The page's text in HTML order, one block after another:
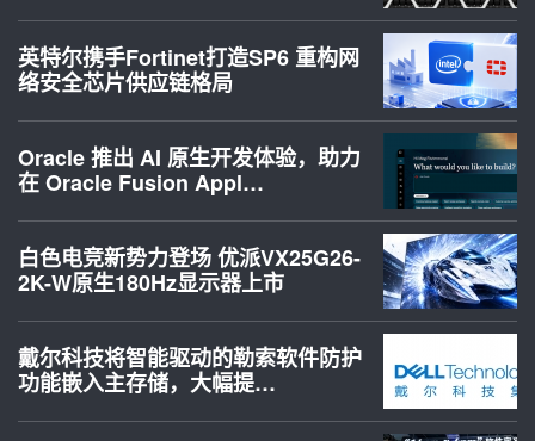
英特尔携手Fortinet打造SP6 重构网
络安全芯片供应链格局
Oracle 推出 AI 原生开发体验，助力
在 Oracle Fusion Appl…
白色电竞新势力登场 优派VX25G26-
2K-W原生180Hz显示器上市
戴尔科技将智能驱动的勒索软件防护
功能嵌入主存储，大幅提…